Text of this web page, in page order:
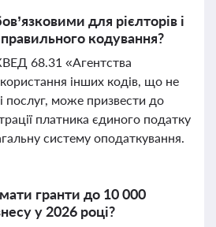
для рієлторів і
кодування?
68.31 «Агентства
інших кодів, що не
послуг, може призвести до
платника єдиного податку
систему оподаткування.
гранти до 10 000
у 2026 році?